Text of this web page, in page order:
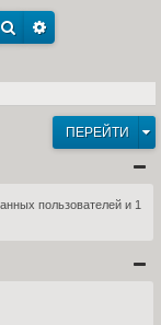
ПЕРЕЙТИ
пользователей и 1